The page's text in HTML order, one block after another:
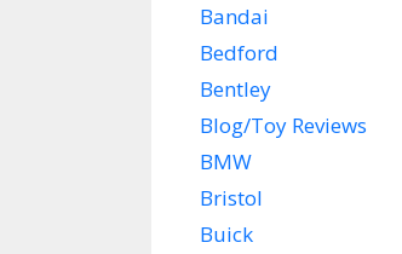
Bandai
Bedford
Bentley
Blog/Toy Reviews
BMW
Bristol
Buick